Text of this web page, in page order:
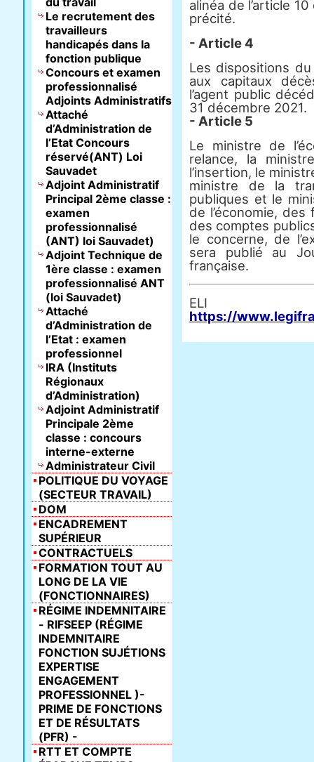
alinéa de l’article
précité.
- Article 4
Les dispositions
aux capitaux
l’agent public
31 décembre 2021.
- Article 5
Le ministre de
relance, la
l’insertion, le
ministre de la
publiques et le
de l’économie,
des comptes
le concerne, de
sera publié au
française.
https://
Le recrutement des
travailleurs
handicapés dans la
fonction publique
Concours et examen
professionnalisé
Adjoints Administratifs
Attaché
d’Administration de
l’Etat Concours
réservé(ANT) Loi
Sauvadet
Adjoint Administratif
Principal 2ème classe :
examen
professionnalisé
(ANT) loi Sauvadet)
Adjoint Technique de
1ère classe : examen
professionnalisé ANT
(loi Sauvadet)
Attaché
d’Administration de
l’Etat : examen
professionnel
IRA (Instituts
Régionaux
d’Administration)
Adjoint Administratif
Principale 2ème
classe : concours
interne-externe
Administrateur Civil
POLITIQUE DU VOYAGE
(SECTEUR TRAVAIL)
DOM
ENCADREMENT
SUPÉRIEUR
CONTRACTUELS
FORMATION TOUT AU
LONG DE LA VIE
(FONCTIONNAIRES)
RÉGIME INDEMNITAIRE
- RIFSEEP (RÉGIME
INDEMNITAIRE
FONCTION SUJÉTIONS
EXPERTISE
ENGAGEMENT
PROFESSIONNEL )-
PRIME DE FONCTIONS
ET DE RÉSULTATS
(PFR) -
RTT ET COMPTE